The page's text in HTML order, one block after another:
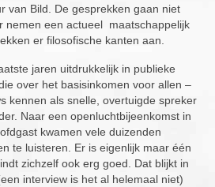
van Bild. De gesprekken gaan niet
nemen een actueel maatschappelijk
er filosofische kanten aan.
jaren uitdrukkelijk in publieke
over het basisinkomen voor allen –
kennen als snelle, overtuigde spreker
Naar een openluchtbijeenkomst in
kwamen vele duizenden
te luisteren. Er is eigenlijk maar één
zichzelf ook erg goed. Dat blijkt in
interview is het al helemaal niet)